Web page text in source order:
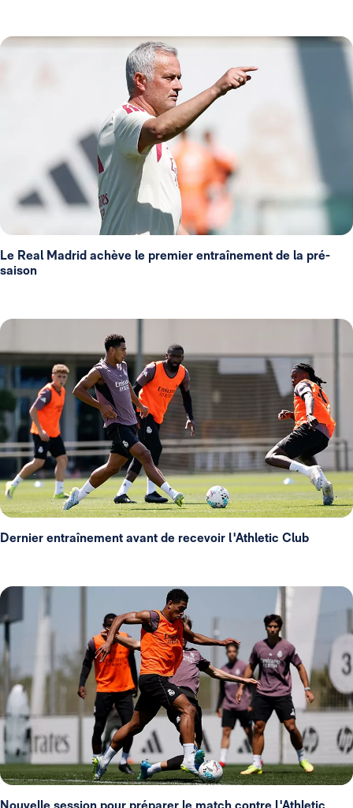
Le Real Madrid achève le premier entraînement de la pré-
saison
Dernier entraînement avant de recevoir l'Athletic Club